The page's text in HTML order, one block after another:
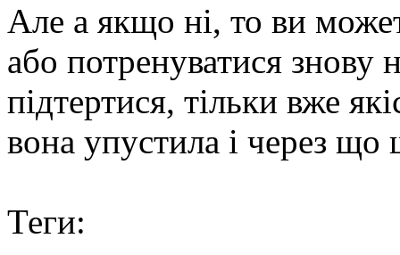
Але а якщо ні, то ви
або потренуватися знову
підтертися, тільки вже
вона упустила і через
Теги: